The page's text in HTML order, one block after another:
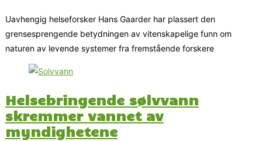
Uavhengig helseforsker Hans Gaarder har plassert den
grensesprengende betydningen av vitenskapelige funn om
naturen av levende systemer fra fremstående forskere
Helsebringende sølvvann
skremmer vannet av
myndighetene